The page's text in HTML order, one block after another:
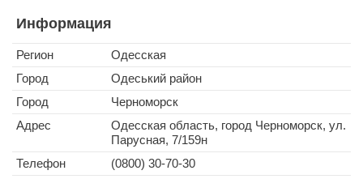
Информация
Регион
Одесская
Город
Одеський район
Город
Черноморск
Адрес
Одесская область, город Черноморск, ул.
Парусная, 7/159н
Телефон
(0800) 30-70-30